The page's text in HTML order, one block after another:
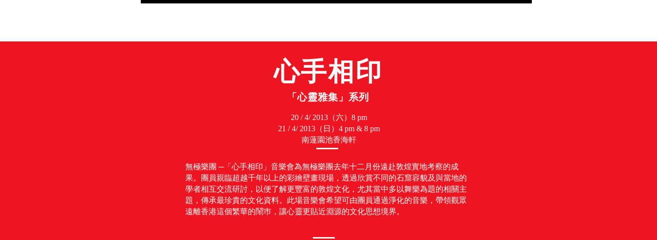
心手相印
「心靈雅集」系列
20 / 4/ 2013（六）8 pm
21 / 4/ 2013（日）4 pm & 8 pm
南蓮園池香海軒
無極樂團 ─「心手相印」音樂會為無極樂團去年十二月份遠赴敦煌實地考察的成
果。團員親臨超越千年以上的彩繪壁畫現場，透過欣賞不同的石窟容貌及與當地的
學者相互交流研討，以便了解更豐富的敦煌文化，尤其當中多以舞樂為題的相關主
題，傳承最珍貴的文化資料。此場音樂會希望可由團員通過淨化的音樂，帶領觀眾
遠離香港這個繁華的鬧巿，讓心靈更貼近淵源的文化思想境界。